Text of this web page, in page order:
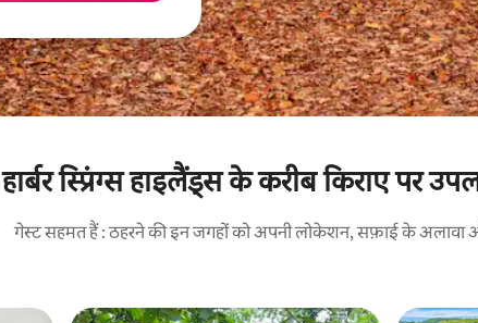
हार्बर स्प्रिंग्स हाइलैंड्स के करीब किराए पर
गेस्ट सहमत हैं : ठहरने की इन जगहों को अपनी लोकेशन, सफ़ाई के अलावा